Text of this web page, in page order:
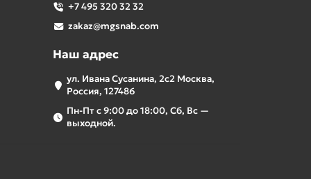
+7 495 320 32 32
zakaz@mgsnab.com
Наш адрес
ул. Ивана Сусанина, 2с2 Москва,
Россия, 127486
Пн-Пт с 9:00 до 18:00, Сб, Вс —
выходной.